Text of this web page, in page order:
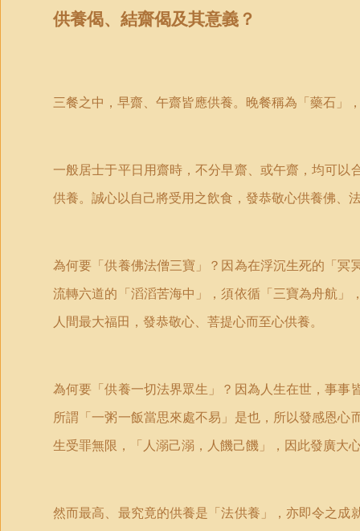
供養偈、結齋偈及其意義？
三餐之中，早齋、午齋皆應供養。晚餐稱為「藥石」
一般居士于平日用齋時，不分早齋、或午齋，均可
供養。誠心以自己將受用之飲食，發恭敬心供養佛、
為何要「供養佛法僧三寶」？因為在浮沉生死的「
流轉六道的「滔滔苦海中」，須依循「三寶為舟航
人間最大福田，發恭敬心、菩­提心而至心供養。
為何要「供養一切法界眾生」？因為人生在世，事
所謂「一粥一飯當思來處不易」是也，所以發感恩
生受罪無限，「人溺己溺，­人饑己饑」，因此發廣大
然而最高、最究竟的供養是「法供養」，亦即令之